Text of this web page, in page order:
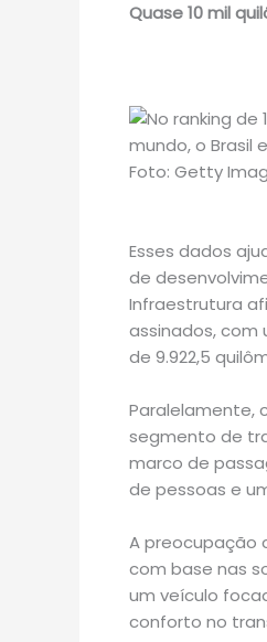
Quase 10 mil
Foto: Getty
Esses dados
de
Infraestrutura
assinados, com
de 9.922,5
Paralelamente,
segmento de
marco de
de pessoas e
A preocupação
com base nas
um veículo
conforto no